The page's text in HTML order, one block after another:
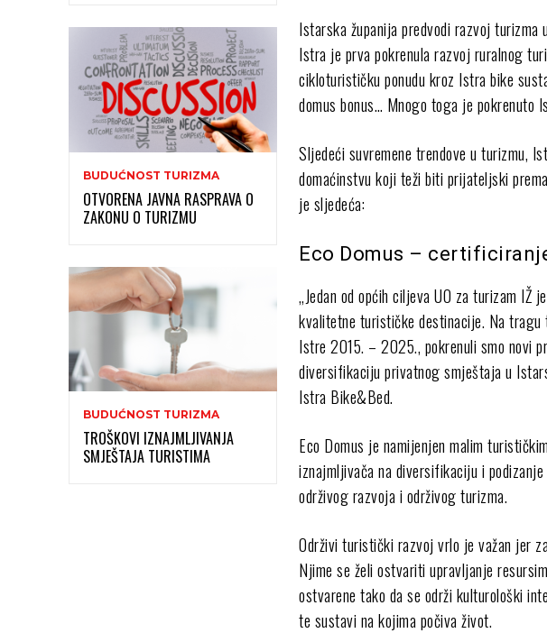
BUDUĆNOST TURIZMA
OTVORENA JAVNA RASPRAVA O
ZAKONU O TURIZMU
BUDUĆNOST TURIZMA
TROŠKOVI IZNAJMLJIVANJA
SMJEŠTAJA TURISTIMA
Istarska županija predvodi razvoj
Istra je prva pokrenula razvoj ruralnog
cikloturističku ponudu kroz Istra bike
domus bonus… Mnogo toga je pokrenuto
Sljedeći suvremene trendove u turizmu,
domaćinstvu koji teži biti prijateljski
je sljedeća:
Eco Domus –
„Jedan od općih ciljeva UO za turizam
kvalitetne turističke destinacije. Na
Istre 2015. – 2025., pokrenuli smo novi
diversifikaciju privatnog smještaja u
Istra Bike&Bed.
Eco Domus je namijenjen malim
iznajmljivača na diversifikaciju i
održivog razvoja i održivog turizma.
Održivi turistički razvoj vrlo je važan jer
Njime se želi ostvariti upravljanje
ostvarene tako da se održi kulturološki
te sustavi na kojima počiva život.